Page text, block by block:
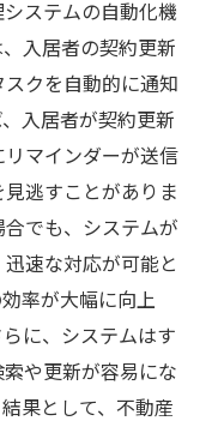
ステムの自動化機
入居者の契約更新
クを自動的に通知
入居者が契約更新
マインダーが送信
逃すことがありま
でも、システムが
速な対応が可能と
率が大幅に向上
に、システムはす
や更新が容易にな
果として、不動産